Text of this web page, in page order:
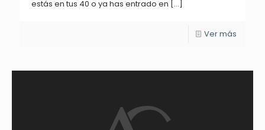
estás en tus 40 o ya has entrado en […]
Ver más